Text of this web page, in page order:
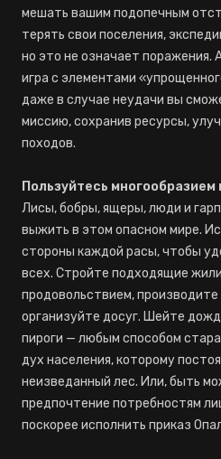
мешать вашим подопечным
терять свои поселения,
но это не означает
игра с элементами
даже в случае неудачи вы
миссию, сохранив ресурсы,
походов.
Пользуйтесь
Лисы, бобры, ящеры, люди и
выжить в этом опасном мире.
стороны каждой расы, чтобы
всех. Стройте подходящие
продовольствием,
организуйте досуг. Шейте
пироги — любым способом
дух населения, которому
неизведанный лес. Или, быть
предпочтение потребностям
поскорее исполнить приказ